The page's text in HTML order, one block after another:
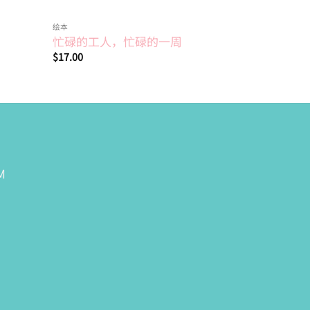
绘本
忙碌的工人，忙碌的一周
$17.00